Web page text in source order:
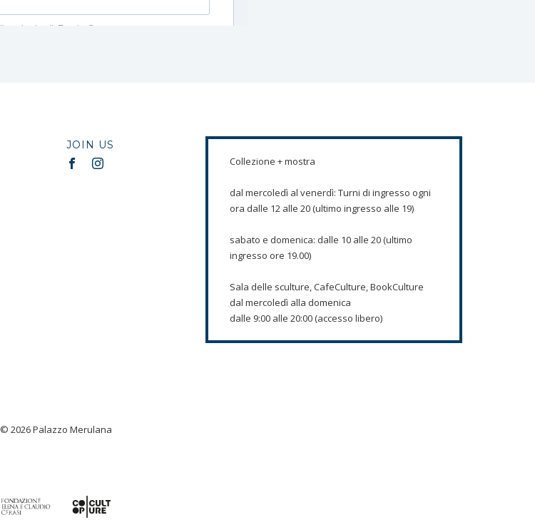
JOIN US
Collezione + mostra
dal mercoledì al venerdì: Turni di ingresso ogni
ora dalle 12 alle 20 (ultimo ingresso alle 19)
sabato e domenica: dalle 10 alle 20 (ultimo
ingresso ore 19.00)
Sala delle sculture, CafeCulture, BookCulture
dal mercoledì alla domenica
dalle 9:00 alle 20:00 (accesso libero)
© 2026 Palazzo Merulana